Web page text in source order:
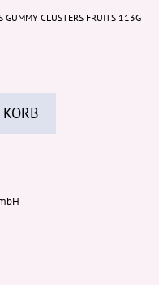
GUMMY CLUSTERS FRUITS 113G